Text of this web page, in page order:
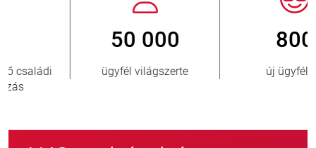
új ügyfél/év
> 3 500 000
eladott egység